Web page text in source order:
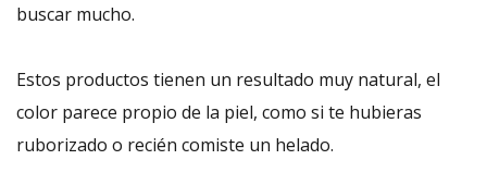
buscar mucho.
Estos productos tienen un resultado muy natural, el
color parece propio de la piel, como si te hubieras
ruborizado o recién comiste un helado.